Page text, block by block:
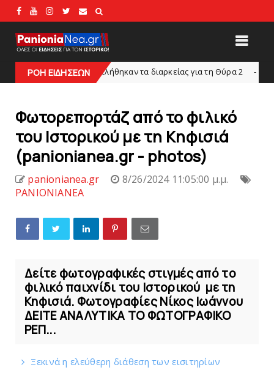
ΡΟΗ ΕΙΔΗΣΕΩΝτα διαρκείας για τη Θύρα 2 SUPERLEAGUE2
Φωτορεπορτάζ από το φιλικό
του Ιστορικού με τη Κηφισιά
(panionianea.gr - photos)
panionianea.gr
8/26/2024 11:05:00 μ.μ.
PANIONIANEA
Δείτε φωτογραφικές στιγμές από το
φιλικό παιχνίδι του Ιστορικού με τη
Κηφισιά. Φωτογραφίες Νίκος Ιωάννου
ΔΕΙΤΕ ΑΝΑΛΥΤΙΚΑ ΤΟ ΦΩΤΟΓΡΑΦΙΚΟ
ΡΕΠ...
Ξεκινά η ελεύθερη διάθεση των εισιτηρίων